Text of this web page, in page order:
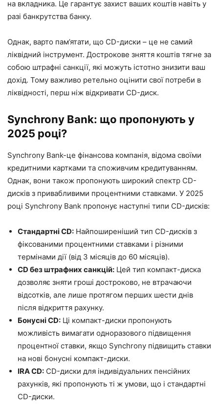
на вкладника. Це гарантує захист ваших коштів навіть у
разі банкрутства банку.
Однак, варто пам’ятати, що CD-диски – це не самий
ліквідний інструмент. Дострокове зняття коштів тягне за
собою штрафні санкції, які можуть істотно знизити ваш
дохід. Тому важливо ретельно оцінити свої потреби в
ліквідності, перш ніж відкривати CD-диск.
Synchrony Bank: що пропонують у
2025 році?
Synchrony Bank-це фінансова компанія, відома своїми
кредитними картками та споживчим кредитуванням.
Однак, вони також пропонують широкий спектр CD-
дисків з привабливими процентними ставками. У 2025
році Synchrony Bank пропонує наступні типи CD-дисків:
Стандартні CD: Найпоширеніший тип CD-дисків з
фіксованими процентними ставками і різними
термінами дії (від 3 місяців до 60 місяців).
CD без штрафних санкцій: Цей тип компакт-диска
дозволяє зняти гроші достроково, не втрачаючи
відсотків, але лише протягом перших шести днів
після відкриття рахунку.
Бонусні CD: Ці компакт-диски пропонують
можливість вимагати одноразового підвищення
процентної ставки, якщо Synchrony підвищить ставки
на нові бонусні компакт-диски.
IRA CD: CD-диски для індивідуальних пенсійних
рахунків, які пропонують ті ж умови, що і стандартні
CD-диски.